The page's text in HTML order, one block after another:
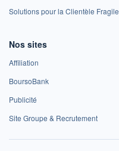
Solutions pour la Clientèle Fragile
Nos sites
Affiliation
BoursoBank
Publicité
Site Groupe & Recrutement